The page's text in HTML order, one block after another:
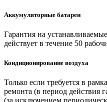
Аккумуляторные батареи
Гарантия на
действует в течение 50
Кондиционирование воздуха
Только если требуется в
ремонта (в период действия
(за исключением